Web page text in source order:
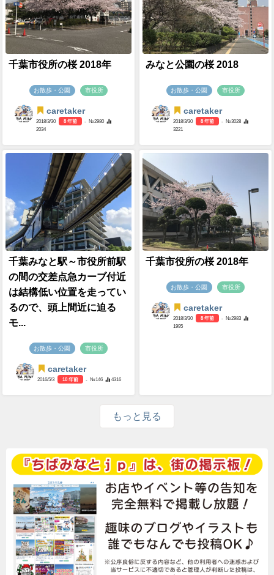
千葉市役所の桜 2018年
お散歩・公園 市役所
caretaker
2018/3/30 8 年前
- №2980
2034
みなと公園の桜 2018
お散歩・公園 市役所
caretaker
2018/3/30 8 年前
- №3028
3221
千葉みなと駅～市役所前駅
の間の交差点急カーブ付近
は結構低い位置を走ってい
るので、頭上間近に迫る
モ...
お散歩・公園 市役所
caretaker
2016/5/3 10 年前 - №146 4316
千葉市役所の桜 2018年
お散歩・公園 市役所
caretaker
2018/3/30 8 年前
- №2983
1995
もっと見る